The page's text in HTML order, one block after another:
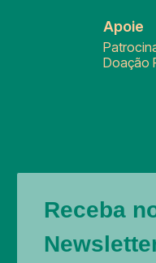
Apoie
Doação